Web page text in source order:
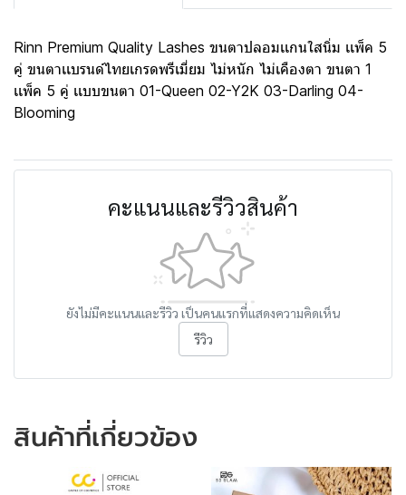
Rinn Premium Quality Lashes ขนตาปลอมเเกนใสนิ่ม เเพ็ค 5
คู่ ขนตาเเบรนด์ไทยเกรดพรีเมี่ยม ไม่หนัก ไม่เคืองตา ขนตา 1
เเพ็ค 5 คู่ เเบบขนตา 01-Queen 02-Y2K 03-Darling 04-
Blooming
คะแนนและรีวิวสินค้า
ยังไม่มีคะแนนและรีวิว เป็นคนแรกที่แสดงความคิดเห็น
รีวิว
สินค้าที่เกี่ยวข้อง